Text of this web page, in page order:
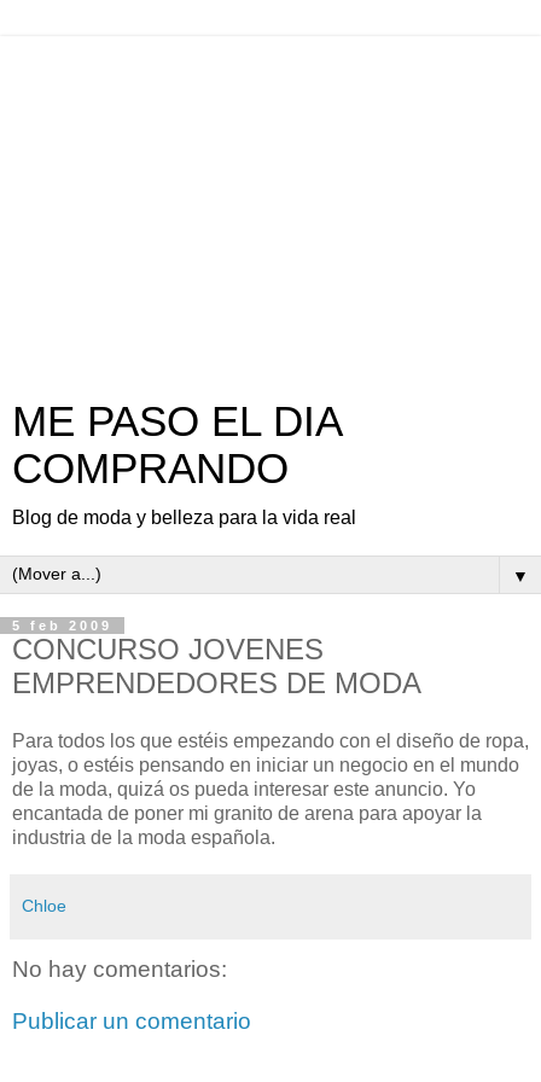
ME PASO EL DIA
COMPRANDO
Blog de moda y belleza para la vida real
▼
5 feb 2009
CONCURSO JOVENES
EMPRENDEDORES DE MODA
Para todos los que estéis empezando con el diseño de ropa,
joyas, o estéis pensando en iniciar un negocio en el mundo
de la moda, quizá os pueda interesar este anuncio. Yo
encantada de poner mi granito de arena para apoyar la
industria de la moda española.
Chloe
No hay comentarios:
Publicar un comentario